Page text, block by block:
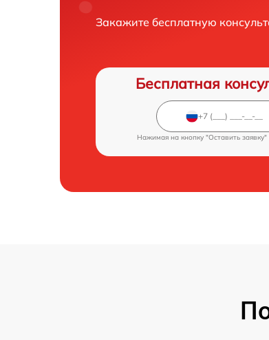
Закажите бесплатную
Бесплатная
Нажимая на кнопку "Оставить